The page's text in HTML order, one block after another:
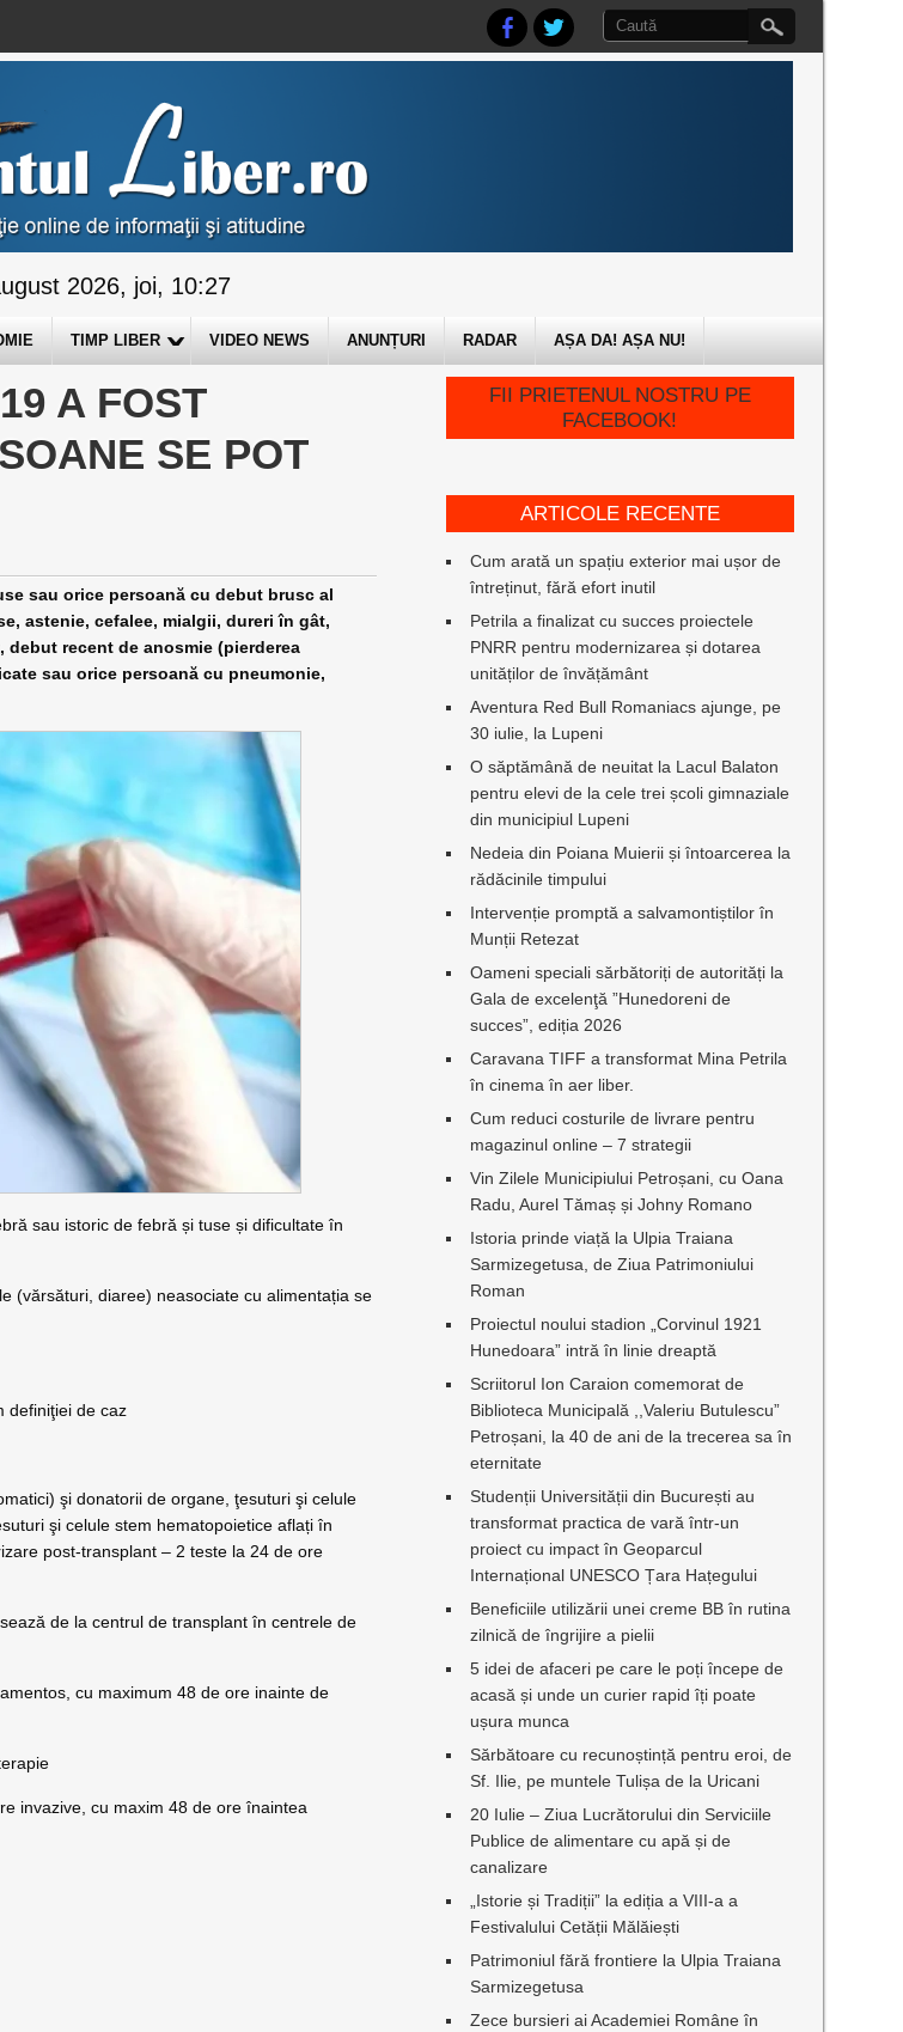
2026, joi, 10:27
TIMP LIBER VIDEO NEWS ANUNȚURI RADAR AȘA DA! AȘA NU!
A FOST
SE POT
sau orice persoană cu debut brusc al
astenie, cefalee, mialgii, dureri în gât,
recent de anosmie (pierderea
sau orice persoană cu pneumonie,
sau istoric de febră și tuse și dificultate în
(vărsături, diaree) neasociate cu alimentația se
definiţiei de caz
şi donatorii de organe, ţesuturi şi celule
şi celule stem hematopoietice aflați în
post-transplant – 2 teste la 24 de ore
de la centrul de transplant în centrele de
cu maximum 48 de ore inainte de
invazive, cu maxim 48 de ore înaintea
FII PRIETENUL NOSTRU PE
FACEBOOK!
ARTICOLE RECENTE
Cum arată un spațiu exterior mai ușor de
întreținut, fără efort inutil
Petrila a finalizat cu succes proiectele
PNRR pentru modernizarea și dotarea
unităților de învățământ
Aventura Red Bull Romaniacs ajunge, pe
30 iulie, la Lupeni
O săptămână de neuitat la Lacul Balaton
pentru elevi de la cele trei școli gimnaziale
din municipiul Lupeni
Nedeia din Poiana Muierii și întoarcerea la
rădăcinile timpului
Intervenție promptă a salvamontiștilor în
Munții Retezat
Oameni speciali sărbătoriți de autorități la
Gala de excelenţă ”Hunedoreni de
succes”, ediția 2026
Caravana TIFF a transformat Mina Petrila
în cinema în aer liber.
Cum reduci costurile de livrare pentru
magazinul online – 7 strategii
Vin Zilele Municipiului Petroșani, cu Oana
Radu, Aurel Tămaș și Johny Romano
Istoria prinde viață la Ulpia Traiana
Sarmizegetusa, de Ziua Patrimoniului
Roman
Proiectul noului stadion „Corvinul 1921
Hunedoara” intră în linie dreaptă
Scriitorul Ion Caraion comemorat de
Biblioteca Municipală ,,Valeriu Butulescu”
Petroșani, la 40 de ani de la trecerea sa în
eternitate
Studenții Universității din București au
transformat practica de vară într-un
proiect cu impact în Geoparcul
Internațional UNESCO Țara Hațegului
Beneficiile utilizării unei creme BB în rutina
zilnică de îngrijire a pielii
5 idei de afaceri pe care le poți începe de
acasă și unde un curier rapid îți poate
ușura munca
Sărbătoare cu recunoștință pentru eroi, de
Sf. Ilie, pe muntele Tulișa de la Uricani
20 Iulie – Ziua Lucrătorului din Serviciile
Publice de alimentare cu apă și de
canalizare
„Istorie și Tradiții” la ediția a VIII-a a
Festivalului Cetății Mălăiești
Patrimoniul fără frontiere la Ulpia Traiana
Sarmizegetusa
Zece bursieri ai Academiei Române în